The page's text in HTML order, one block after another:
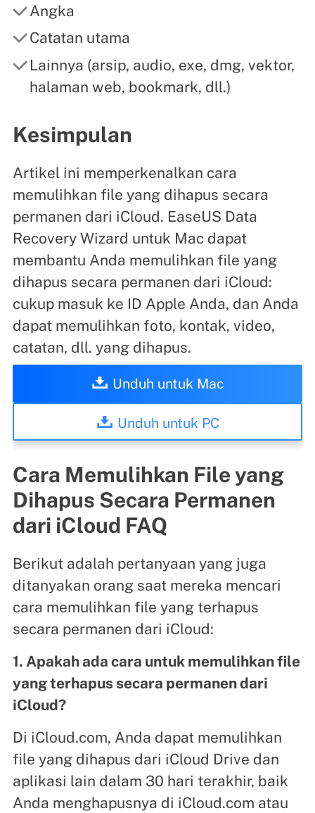
Angka
Catatan utama
Lainnya (arsip, audio, exe, dmg, vektor,
halaman web, bookmark, dll.)
Kesimpulan
Artikel ini memperkenalkan cara
memulihkan file yang dihapus secara
permanen dari iCloud. EaseUS Data
Recovery Wizard untuk Mac dapat
membantu Anda memulihkan file yang
dihapus secara permanen dari iCloud:
cukup masuk ke ID Apple Anda, dan Anda
dapat memulihkan foto, kontak, video,
catatan, dll. yang dihapus.
Unduh untuk Mac
Unduh untuk PC
Cara Memulihkan File yang
Dihapus Secara Permanen
dari iCloud FAQ
Berikut adalah pertanyaan yang juga
ditanyakan orang saat mereka mencari
cara memulihkan file yang terhapus
secara permanen dari iCloud:
1. Apakah ada cara untuk memulihkan file
yang terhapus secara permanen dari
iCloud?
Di iCloud.com, Anda dapat memulihkan
file yang dihapus dari iCloud Drive dan
aplikasi lain dalam 30 hari terakhir, baik
Anda menghapusnya di iCloud.com atau